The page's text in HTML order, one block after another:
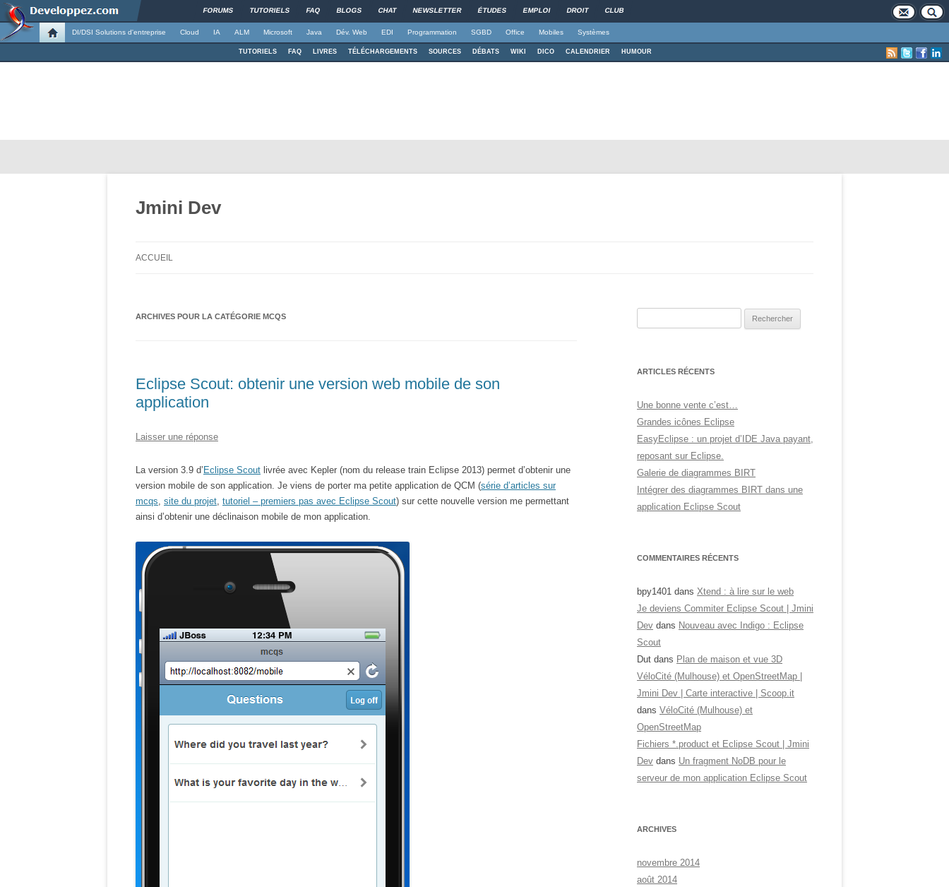
FORUMS TUTORIELS FAQ BLOGS CHAT NEWSLETTER ÉTUDES EMPLOI DROIT CLUB
DI/DSI Solutions d'entreprise Cloud IA ALM Microsoft Java Dév. Web EDI Programmation SGBD Office Mobiles Systèmes
TUTORIELS FAQ LIVRES TÉLÉCHARGEMENTS SOURCES DÉBATS WIKI DICO CALENDRIER HUMOUR
Jmini Dev
ACCUEIL
ARCHIVES POUR LA CATÉGORIE MCQS
Eclipse Scout: obtenir une version web mobile de son
application
Laisser une réponse
La version 3.9 d’ Eclipse Scout livrée avec Kepler (nom du release train Eclipse 2013) permet d’obtenir une
version mobile de son application. Je viens de porter ma petite application de QCM (série d’articles sur
mcqs, site du projet, tutoriel – premiers pas avec Eclipse Scout) sur cette nouvelle version me permettant
ainsi d’obtenir une déclinaison mobile de mon application.
ARTICLES RÉCENTS
Une bonne vente c’est…
Grandes icônes Eclipse
EasyEclipse : un projet d’IDE Java payant,
reposant sur Eclipse.
Galerie de diagrammes BIRT
Intégrer des diagrammes BIRT dans une
application Eclipse Scout
COMMENTAIRES RÉCENTS
bpy1401 dans Xtend : à lire sur le web
Je deviens Commiter Eclipse Scout | Jmini
Dev dans Nouveau avec Indigo : Eclipse
Scout
Dut dans Plan de maison et vue 3D
VéloCité (Mulhouse) et OpenStreetMap |
Jmini Dev | Carte interactive | Scoop.it
dans VéloCité (Mulhouse) et
OpenStreetMap
Fichiers *.product et Eclipse Scout | Jmini
Dev dans Un fragment NoDB pour le
serveur de mon application Eclipse Scout
ARCHIVES
novembre 2014
août 2014